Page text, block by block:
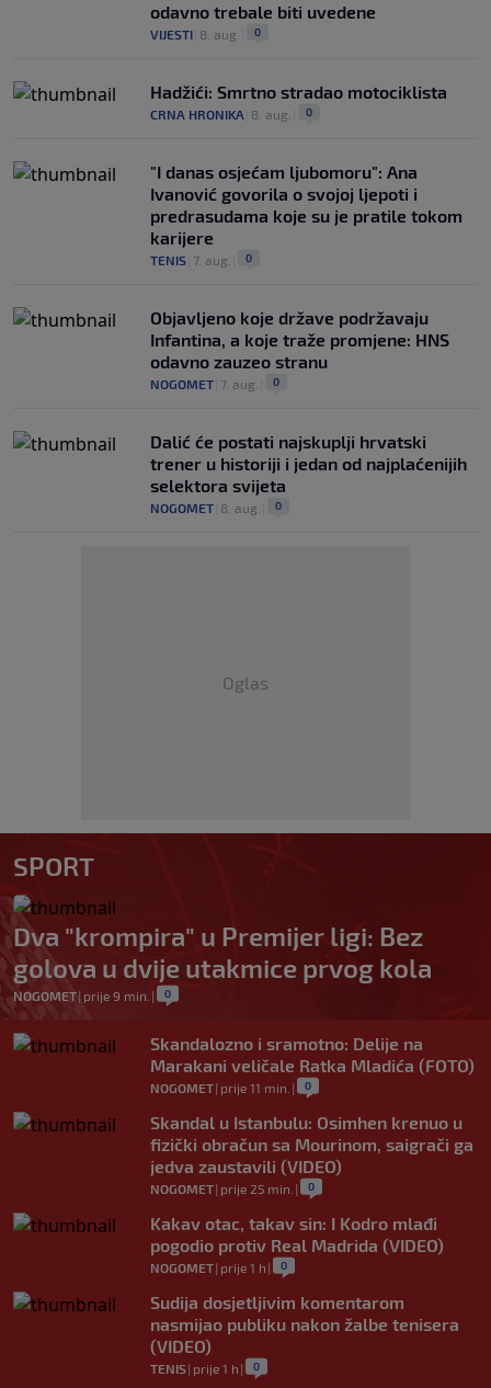
odavno trebale biti uvedene
VIJESTI 8. aug. 0
Hadžići: Smrtno stradao motociklista
CRNA HRONIKA 8. aug. 0
"I danas osjećam ljubomoru": Ana
Ivanović govorila o svojoj ljepoti i
predrasudama koje su je pratile tokom
karijere
TENIS 7. aug. 0
Objavljeno koje države podržavaju
Infantina, a koje traže promjene: HNS
odavno zauzeo stranu
NOGOMET 7. aug. 0
Dalić će postati najskuplji hrvatski
trener u historiji i jedan od najplaćenijih
selektora svijeta
NOGOMET 8. aug. 0
Oglas
SPORT
Dva "krompira" u Premijer ligi: Bez
golova u dvije utakmice prvog kola
NOGOMET| prije 9 min. | 0
Skandalozno i sramotno: Delije na
Marakani veličale Ratka Mladića (FOTO)
NOGOMET| prije 11 min. | 0
Skandal u Istanbulu: Osimhen krenuo u
fizički obračun sa Mourinom, saigrači ga
jedva zaustavili (VIDEO)
NOGOMET| prije 25 min. | 0
Kakav otac, takav sin: I Kodro mlađi
pogodio protiv Real Madrida (VIDEO)
NOGOMET| prije 1 h | 0
Sudija dosjetljivim komentarom
nasmijao publiku nakon žalbe tenisera
(VIDEO)
TENIS| prije 1 h | 0